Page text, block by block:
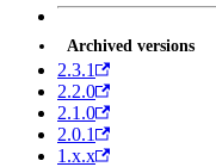
Archived versions
2.3.1
2.2.0
2.1.0
2.0.1
1.x.x